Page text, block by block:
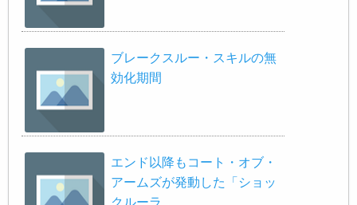
ブレークスルー・スキルの無
効化期間
エンド以降もコート・オブ・
アームズが発動した「ショッ